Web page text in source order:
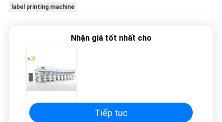
label printing machine
Nhận giá tốt nhất cho
Tiếp tục